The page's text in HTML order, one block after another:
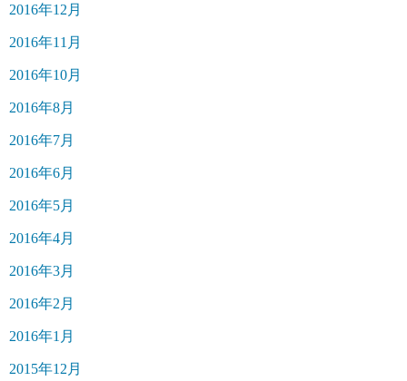
2016年12月
2016年11月
2016年10月
2016年8月
2016年7月
2016年6月
2016年5月
2016年4月
2016年3月
2016年2月
2016年1月
2015年12月